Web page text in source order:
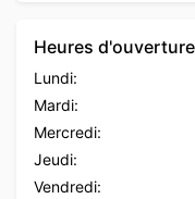
Heures d'ouverture
Lundi:
Mardi:
Mercredi:
Jeudi:
Vendredi: